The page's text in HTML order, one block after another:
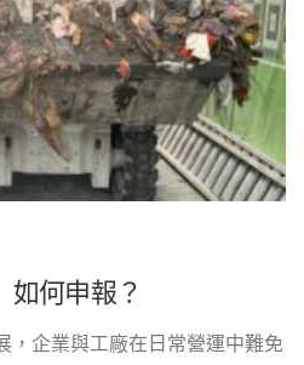
如何申報？
，企業與工廠在日常營運中難免